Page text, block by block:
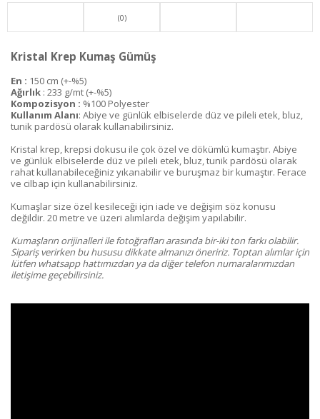
(0)
Kristal Krep Kumaş Gümüş
En : 150 cm (+-%5)
Ağırlık : 233 g/mt (+-%5)
Kompozisyon : %100 Polyester
Kullanım Alanı: Abiye ve günlük elbiselerde düz ve pileli etek, bluz,
tunik pardösü olarak kullanabilirsiniz.
Kristal krep, krepsi dokusu ile çok özel ve dökümlü kumaştır. Abiye
ve günlük elbiselerde düz ve pileli etek, bluz, tunik pardösü olarak
rahat kullanabileceğiniz yıkanabilir ve buruşmaz bir kumaştır. Ferace
ve cilbap için kullanabilirsiniz.
Kumaşlar size özel kesileceği için iade ve değişim söz konusu
değildir. 20 metre ve üzeri alımlarda değişim yapılabilir.
Kumaşların orijinalleri ile fotoğrafları arasında bir-iki ton farkı olabilir.
Sipariş verirken bu hususu dikkate almanızı öneririz. Toptan alımlar için
lütfen whatsapp hattımızdan ya da diğer telefon numaralarımızdan
iletişime geçebilirsiniz.